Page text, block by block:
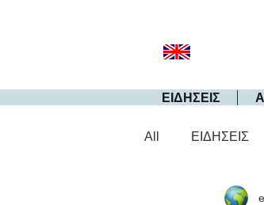
ΕΙΔΗΣΕΙΣ
All ΕΙΔΗΣΕΙΣ